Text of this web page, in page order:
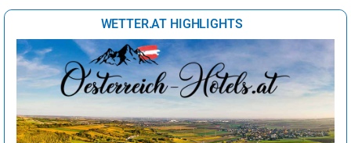
WETTER.AT HIGHLIGHTS